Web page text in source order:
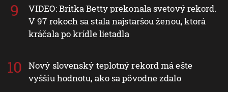
VIDEO: Britka Betty prekonala svetový rekord.
V 97 rokoch sa stala najstaršou ženou, ktorá
kráčala po krídle lietadla
Nový slovenský teplotný rekord má ešte
vyššiu hodnotu, ako sa pôvodne zdalo